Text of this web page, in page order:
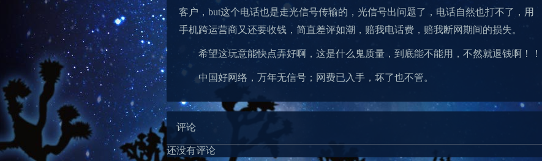
客户，but这个电话也是走光信号传输的，光信号出问题了，电话自然也打不了，用
手机跨运营商又还要收钱，简直差评如潮，赔我电话费，赔我断网期间的损失。
希望这玩意能快点弄好啊，这是什么鬼质量，到底能不能用，不然就退钱啊！！
中国好网络，万年无信号；网费已入手，坏了也不管。
评论
还没有评论